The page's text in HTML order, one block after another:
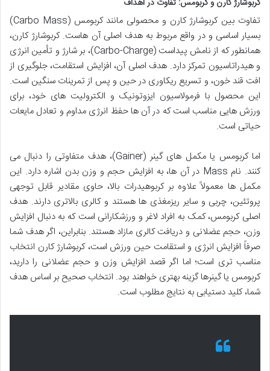
کربوشارژ کارن و کربومس: تفاوت در اهداف
تفاوت بین کربوشارژ کارن و محصولی مانند کربومس (Carbo Mass)
بسیار اساسی و در واقع مربوط به هدف اصلی آن هاست. کربوشارژ کارن،
همانطور که از نامش پیداست (Carbo-Charge)، بر شارژ و تأمین انرژی
و هیدراتاسیون تمرکز دارد. هدف اصلی آن، افزایش استقامت، جلوگیری از
افت قند خون، و تسریع ریکاوری در حین و پس از تمرینات سنگین است.
این محصول با فرمولاسیون ایزوتونیک و الکترولیت های خود، برای
ورزش هایی مناسب است که در آن ها حفظ انرژی مداوم و تعادل مایعات
حیاتی است.
اما کربومس یا مکمل های گینر (Gainer)، هدف متفاوتی را دنبال می
کنند. نام Mass در آن ها، به افزایش حجم و وزن بدن اشاره دارد. این
مکمل ها معمولاً علاوه بر کربوهیدرات بالا، حاوی مقادیر قابل توجهی
پروتئین، چربی و سایر ریزمغذی ها هستند و کالری بالاتری دارند. هدف
اصلی کربومس، کمک به افراد لاغر و ورزشکارانی است که به دنبال افزایش
وزن، حجم عضلانی و دریافت کالری مازاد هستند. بنابراین، اگر هدف شما
صرفاً افزایش انرژی و استقامت حین ورزش است، کربوشارژ کارن انتخاب
مناسب تری است؛ اما اگر قصد افزایش وزن و حجم عضلانی را دارید،
کربومس یا گینرها گزینه بهتری خواهند بود. انتخاب صحیح بر اساس هدف
شما، کلید دستیابی به نتایج مطلوب است.